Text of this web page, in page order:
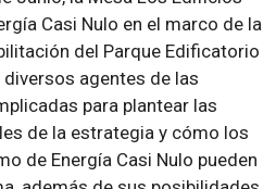
Casi Nulo en el marco de la
del Parque Edificatorio
diversos agentes de las
para plantear las
de la estrategia y cómo los
de Energía Casi Nulo pueden